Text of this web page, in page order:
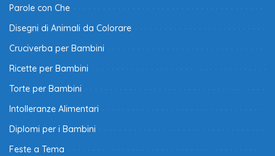
Parole con Che
Disegni di Animali da Colorare
Cruciverba per Bambini
Ricette per Bambini
Torte per Bambini
Intolleranze Alimentari
Diplomi per i Bambini
Feste a Tema